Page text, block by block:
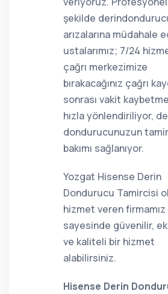
şekilde
arızalarına müdahale
ustalarımız; 7/24
çağrı merkezimize
bırakacağınız çağrı
sonrası vakit
hızla yönlendiriliyor,
dondurucunuzun
bakımı sağlanıyor.
Yozgat Hisense Derin
Dondurucu Tamircisi
hizmet veren firmamız
sayesinde güvenilir,
ve kaliteli bir hizmet
alabilirsiniz.
Hisense Derin